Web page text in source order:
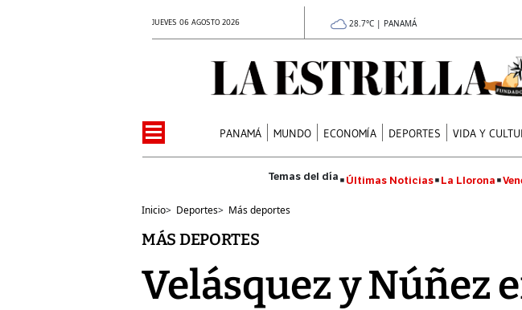
JUEVES 06 AGOSTO 2026 28.7°C | PANAMÁ
PANAMÁ MUNDO ECONOMÍA DEPORTES VIDA Y
Últimas Noticias La Llorona
Inicio> Deportes> Más deportes
MÁS DEPORTES
Velásquez y Núñez